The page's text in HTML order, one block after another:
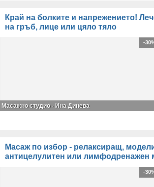
Край на болките и напрежението!
на гръб, лице или цяло тяло
-
Масажно студио - Ина Динева
Масаж по избор - релаксиращ,
антицелулитен или лимфодренажен
-